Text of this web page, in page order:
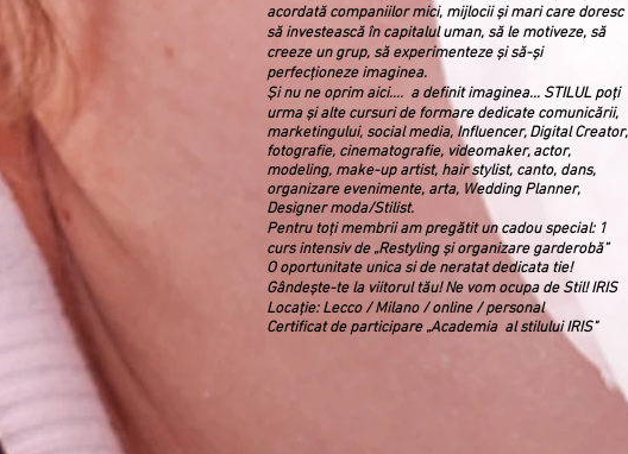
acordată companiilor mici, mijlocii și mari care doresc
să investească în capitalul uman, să le motiveze, să
creeze un grup, să experimenteze și să-și
perfecționeze imaginea.
Și nu ne oprim aici.... a definit imaginea... STILUL poți
urma și alte cursuri de formare dedicate comunicării,
marketingului, social media, Influencer, Digital Creator,
fotografie, cinematografie, videomaker, actor,
modeling, make-up artist, hair stylist, canto, dans,
organizare evenimente, arta, Wedding Planner,
Designer moda/Stilist.
Pentru toți membrii am pregătit un cadou special: 1
curs intensiv de „Restyling și organizare garderobă”
O oportunitate unica si de neratat dedicata tie!
Gândește-te la viitorul tău! Ne vom ocupa de Stil! IRIS
Locație: Lecco / Milano / online / personal
Certificat de participare „Academia al stilului IRIS"